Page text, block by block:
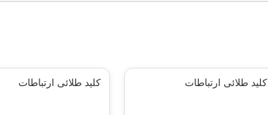
کلید طلائی ارتباطات کلید طلائی ارتباطات